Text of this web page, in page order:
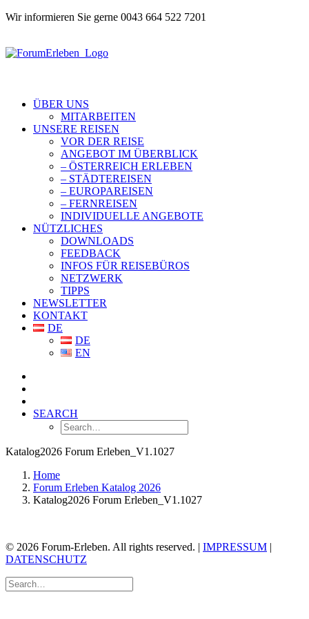
Wir informieren Sie gerne 0043 664 522 7201
ÜBER UNS
MITARBEITEN
UNSERE REISEN
VOR DER REISE
ANGEBOT IM ÜBERBLICK
– ÖSTERREICH ERLEBEN
– STÄDTEREISEN
– EUROPAREISEN
– FERNREISEN
INDIVIDUELLE ANGEBOTE
NÜTZLICHES
DOWNLOADS
FEEDBACK
INFOS FÜR REISEBÜROS
NETZWERK
TIPPS
NEWSLETTER
KONTAKT
DE
DE
EN
SEARCH
Katalog2026 Forum Erleben_V1.1027
Home
Forum Erleben Katalog 2026
Katalog2026 Forum Erleben_V1.1027
© 2026 Forum-Erleben. All rights reserved. | IMPRESSUM |
DATENSCHUTZ